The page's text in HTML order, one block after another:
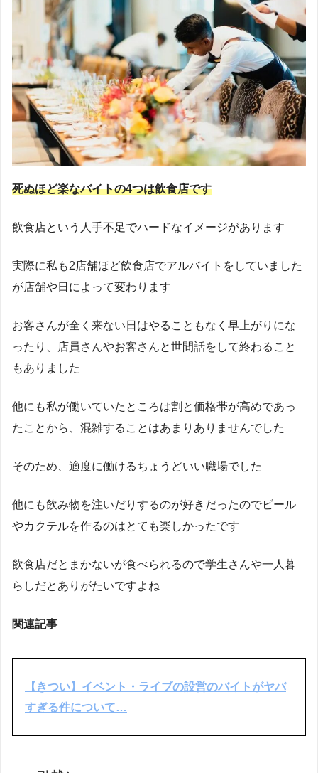
死ぬほど楽なバイトの4つは飲食店です
飲食店という人手不足でハードなイメージがあります
実際に私も2店舗ほど飲食店でアルバイトをしていました
が店舗や日によって変わります
お客さんが全く来ない日はやることもなく早上がりにな
ったり、店員さんやお客さんと世間話をして終わること
もありました
他にも私が働いていたところは割と価格帯が高めであっ
たことから、混雑することはあまりありませんでした
そのため、適度に働けるちょうどいい職場でした
他にも飲み物を注いだりするのが好きだったのでビール
やカクテルを作るのはとても楽しかったです
飲食店だとまかないが食べられるので学生さんや一人暮
らしだとありがたいですよね
関連記事
【きつい】イベント・ライブの設営のバイトがヤバ
すぎる件について…